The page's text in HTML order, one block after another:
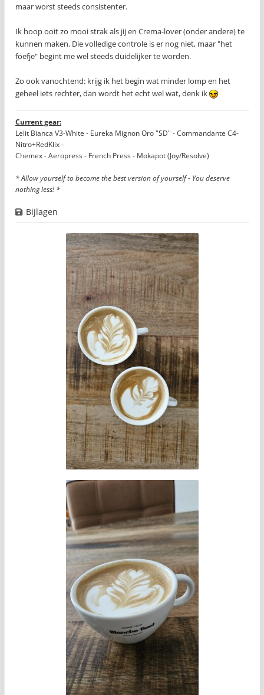
maar worst steeds consistenter.
Ik hoop ooit zo mooi strak als jij en Crema-lover (onder andere) te
kunnen maken. Die volledige controle is er nog niet, maar "het
foefje" begint me wel steeds duidelijker te worden.
Zo ook vanochtend: krijg ik het begin wat minder lomp en het
geheel iets rechter, dan wordt het echt wel wat, denk ik
Current gear:
Lelit Bianca V3-White - Eureka Mignon Oro "SD" - Commandante C4-
Nitro+RedKlix -
Chemex - Aeropress - French Press - Mokapot (Joy/Resolve)
* Allow yourself to become the best version of yourself - You deserve
nothing less! *
Bijlagen